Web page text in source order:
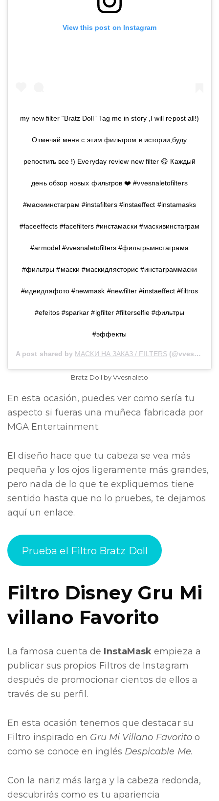
View this post on Instagram
my new filter “Bratz Doll” Tag me in story ,I will repost all!)
Отмечай меня с этим фильтром в истории,буду
репостить все !) Everyday review new filter 😋 Каждый
день обзор новых фильтров ❤️ #vvesnaletofilters
#маскиинстаграм #instafilters #instaeffect #instamasks
#faceeffects #facefilters #инстамаски #маскивинстаграм
#armodel #vvesnaletofilters #фильтрыинстаграма
#фильтры #маски #маскидлясторис #инстаграммаски
#идеидляфото #newmask #newfilter #instaeffect #filtros
#efeitos #sparkar #igfilter #filterselfie #фильтры
#эффекты
A post shared by МАСКИ НА ЗАКАЗ / FILTERS(@vvesnaleto) on
Bratz Doll byVvesnaleto
En esta ocasión, puedes ver como sería tu
aspecto si fueras una muñeca fabricada por
MGA Entertainment.
El diseño hace que tu cabeza se vea más
pequeña y los ojos ligeramente más grandes,
pero nada de lo que te expliquemos tiene
sentido hasta que no lo pruebes, te dejamos
aquí un enlace.
Prueba el Filtro Bratz Doll
Filtro Disney Gru Mi
villano Favorito
La famosa cuenta de InstaMask empieza a
publicar sus propios Filtros de Instagram
después de promocionar cientos de ellos a
través de su perfil.
En esta ocasión tenemos que destacar su
Filtro inspirado en Gru Mi Villano Favorito o
como se conoce en inglés Despicable Me.
Con la nariz más larga y la cabeza redonda,
descubrirás como es tu apariencia